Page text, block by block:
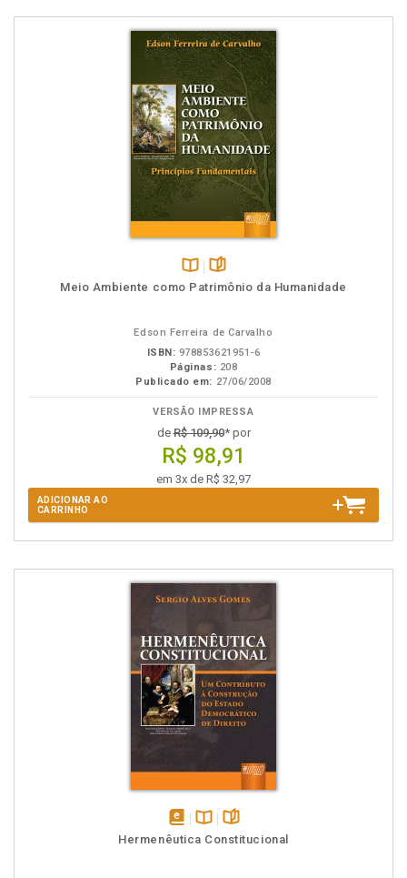
Disponível
páginas
Meio Ambiente como Patrimônio da Humanidade
Edson Ferreira de Carvalho
ISBN: 978853621951-6
Páginas: 208
Publicado em: 27/06/2008
VERSÃO IMPRESSA
deR$ 109,90* por
R$ 98,91
em 3x de R$ 32,97
ADICIONAR AO
CARRINHO
disponívelDisponível
páginas
Hermenêutica Constitucional